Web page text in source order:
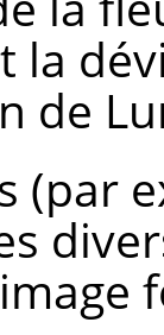
la
de
(par